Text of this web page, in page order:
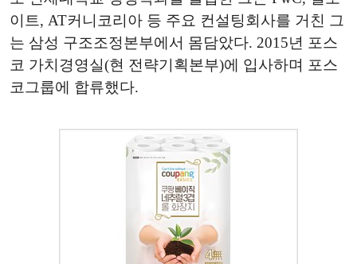
이트, AT커니코리아 등 주요 컨설팅회사를 거친 그
는 삼성 구조조정본부에서 몸담았다. 2015년 포스
코 가치경영실(현 전략기획본부)에 입사하며 포스
코그룹에 합류했다.